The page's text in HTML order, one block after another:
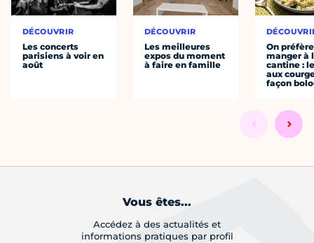
DÉCOUVRIR
Les concerts
parisiens à voir en
août
DÉCOUVRIR
Les meilleures
expos du moment
à faire en famille
On préfère
manger à
cantine :
aux
façon
Vous êtes...
Accédez à des actualités et
informations pratiques par profil